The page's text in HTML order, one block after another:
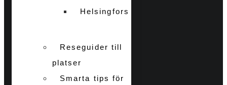
Helsingfors
Reseguider till
platser
Smarta tips för